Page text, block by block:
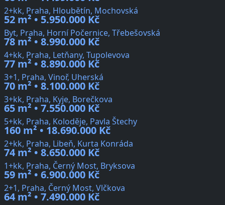
2+kk, Praha, Hloubětín, Mochovská
52 m² • 5.950.000 Kč
Byt, Praha, Horní Počernice, Třebešovská
78 m² • 8.990.000 Kč
4+kk, Praha, Letňany, Tupolevova
77 m² • 8.890.000 Kč
3+1, Praha, Vinoř, Uherská
70 m² • 8.100.000 Kč
3+kk, Praha, Kyje, Borečkova
65 m² • 7.550.000 Kč
5+kk, Praha, Koloděje, Pavla Štechy
160 m² • 18.690.000 Kč
2+kk, Praha, Libeň, Kurta Konráda
74 m² • 8.650.000 Kč
1+kk, Praha, Černý Most, Bryksova
59 m² • 6.900.000 Kč
2+1, Praha, Černý Most, Vlčkova
64 m² • 7.490.000 Kč